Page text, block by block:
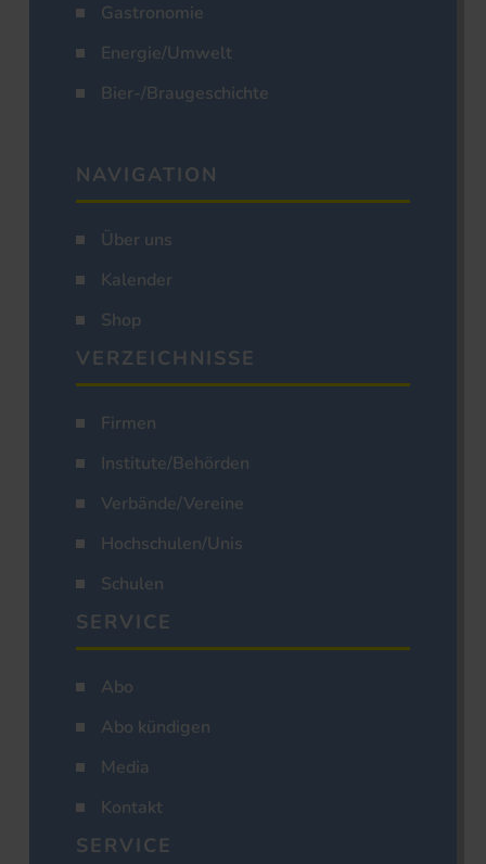
Gastronomie
Energie/Umwelt
Bier-/Braugeschichte
NAVIGATION
Über uns
Kalender
Shop
VERZEICHNISSE
Firmen
Institute/Behörden
Verbände/Vereine
Hochschulen/Unis
Schulen
SERVICE
Abo
Abo kündigen
Media
Kontakt
SERVICE